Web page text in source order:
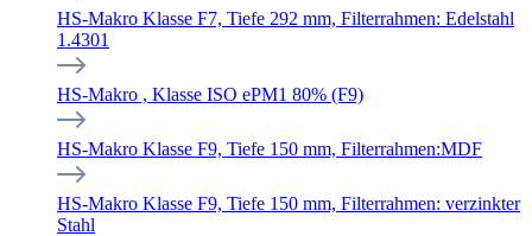
HS-Makro Klasse F7, Tiefe 292 mm, Filterrahmen: Edelstahl
1.4301
HS-Makro , Klasse ISO ePM1 80% (F9)
HS-Makro Klasse F9, Tiefe 150 mm, Filterrahmen:MDF
HS-Makro Klasse F9, Tiefe 150 mm, Filterrahmen: verzinkter
Stahl